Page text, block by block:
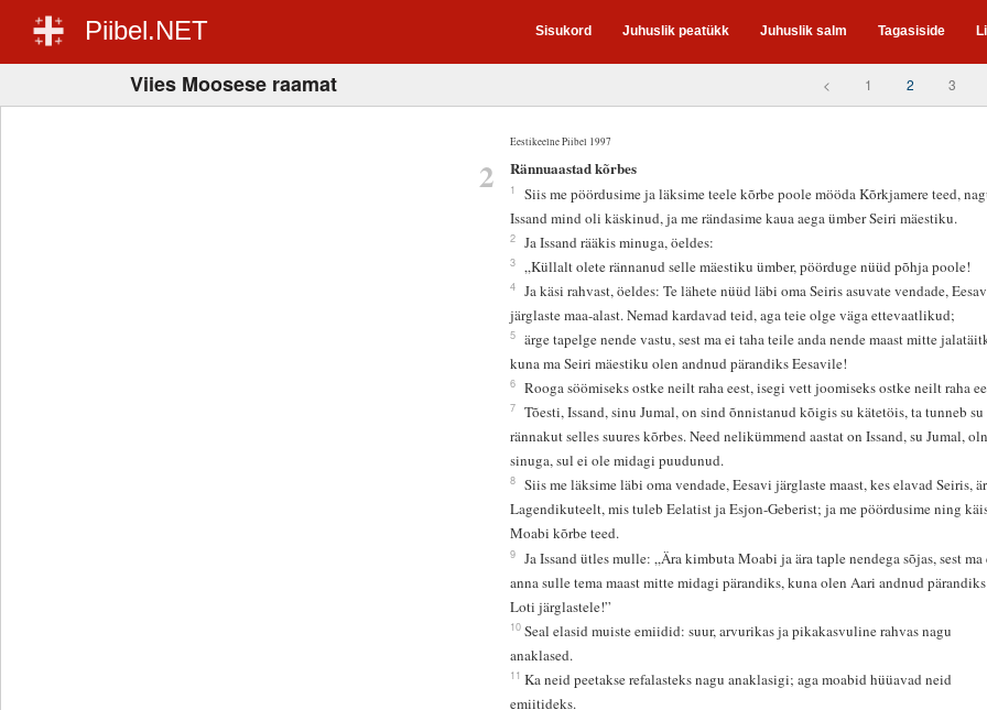
Piibel.NET Sisukord Juhuslik peatükk Juhuslik salm Tagasiside
Viies Moosese raamat < 1 2 3
Eestikeelne Piibel 1997
2 Rännuaastad kõrbes
1
Siis me pöördusime ja läksime teele kõrbe poole mööda Kõrkjamere teed,
Issand mind oli käskinud, ja me rändasime kaua aega ümber Seiri mäestiku.
2 Ja Issand rääkis minuga, öeldes:
3 „Küllalt olete rännanud selle mäestiku ümber, pöörduge nüüd põhja poole!
4
Ja käsi rahvast, öeldes: Te lähete nüüd läbi oma Seiris asuvate vendade,
järglaste maa-alast. Nemad kardavad teid, aga teie olge väga ettevaatlikud;
5
ärge tapelge nende vastu, sest ma ei taha teile anda nende maast mitte
kuna ma Seiri mäestiku olen andnud pärandiks Eesavile!
6 Rooga söömiseks ostke neilt raha eest, isegi vett joomiseks ostke neilt raha
7
Tõesti, Issand, sinu Jumal, on sind õnnistanud kõigis su kätetöis, ta tunneb su
rännakut selles suures kõrbes. Need nelikümmend aastat on Issand, su Jumal,
sinuga, sul ei ole midagi puudunud.
8
Siis me läksime läbi oma vendade, Eesavi järglaste maast, kes elavad Seiris,
Lagendikuteelt, mis tuleb Eelatist ja Esjon-Geberist; ja me pöördusime ning
Moabi kõrbe teed.
9
Ja Issand ütles mulle: „Ära kimbuta Moabi ja ära taple nendega sõjas, sest ma
anna sulle tema maast mitte midagi pärandiks, kuna olen Aari andnud pärandiks
Loti järglastele!”
10 Seal elasid muiste emiidid: suur, arvurikas ja pikakasvuline rahvas nagu
anaklased.
11 Ka neid peetakse refalasteks nagu anaklasigi; aga moabid hüüavad neid
emiitideks.